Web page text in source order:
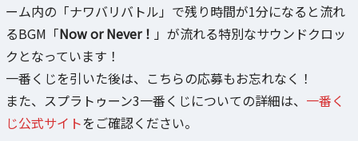
ーム内の「ナワバリバトル」で残り時間が1分になると流れ
るBGM「Now or Never！ 」が流れる特別なサウンドクロッ
クとなっています！
一番くじを引いた後は、こちらの応募もお忘れなく！
また、スプラトゥーン3一番くじについての詳細は、 一番く
じ公式サイトをご確認ください。